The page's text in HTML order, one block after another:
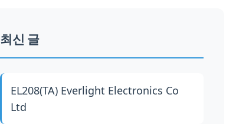
최신 글
EL208(TA) Everlight Electronics Co
Ltd